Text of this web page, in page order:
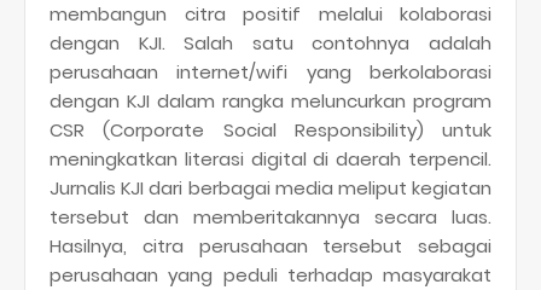
membangun citra positif melalui kolaborasi
dengan KJI. Salah satu contohnya adalah
perusahaan internet/wifi yang berkolaborasi
dengan KJI dalam rangka meluncurkan program
CSR (Corporate Social Responsibility) untuk
meningkatkan literasi digital di daerah terpencil.
Jurnalis KJI dari berbagai media meliput kegiatan
tersebut dan memberitakannya secara luas.
Hasilnya, citra perusahaan tersebut sebagai
perusahaan yang peduli terhadap masyarakat